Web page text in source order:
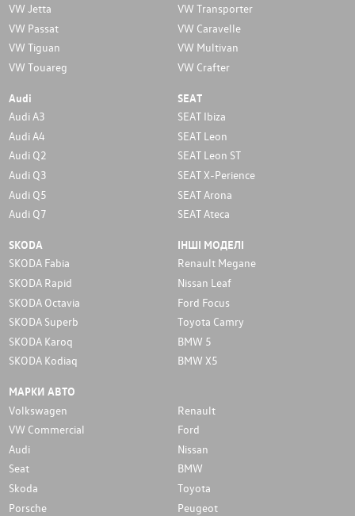
VW Jetta
VW Passat
VW Tiguan
VW Touareg
VW Transporter
VW Caravelle
VW Multivan
VW Crafter
Audi
Audi A3
Audi A4
Audi Q2
Audi Q3
Audi Q5
Audi Q7
SEAT
SEAT Ibiza
SEAT Leon
SEAT Leon ST
SEAT X-Perience
SEAT Arona
SEAT Ateca
SKODA
SKODA Fabia
SKODA Rapid
SKODA Octavia
SKODA Superb
SKODA Karoq
SKODA Kodiaq
ІНШІ МОДЕЛІ
Renault Megane
Nissan Leaf
Ford Focus
Toyota Camry
BMW 5
BMW X5
МАРКИ АВТО
Volkswagen
Renault
VW Commercial
Ford
Audi
Nissan
Seat
BMW
Skoda
Toyota
Porsche
Peugeot